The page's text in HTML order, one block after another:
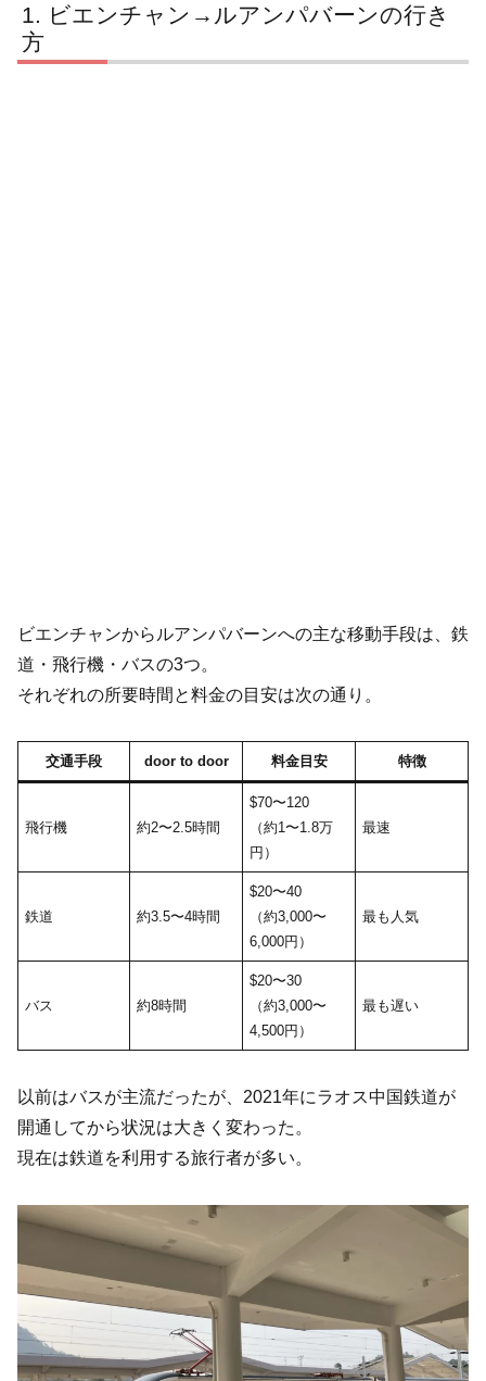
ビエンチャン→ルアンパバーンの行き
方
ビエンチャンからルアンパバーンへの主な移動手段は、鉄
道・飛行機・バスの3つ。
それぞれの所要時間と料金の目安は次の通り。
交通手段 door to door 料金目安 特徴
飛行機 約2〜2.5時間
$70〜120
（約1〜1.8万
円）
最速
鉄道 約3.5〜4時間
$20〜40
（約3,000〜
6,000円）
最も人気
バス 約8時間
$20〜30
（約3,000〜
4,500円）
最も遅い
以前はバスが主流だったが、2021年にラオス中国鉄道が
開通してから状況は大きく変わった。
現在は鉄道を利用する旅行者が多い。